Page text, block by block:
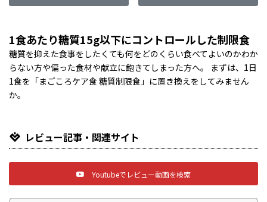
1食あたり糖質15g以下にコントロールした制限食
糖質を抑えた食事をしたくても何をどのくらい食べてよいのかわか
らない方や偏った食材や献立に飽きてしまった方へ。 まずは、1日
1食を「まごころケア食 糖質制限食」に置き換えをしてみません
か。
レビュー記事・関連サイト
Youtubeでレビュー動画を検索